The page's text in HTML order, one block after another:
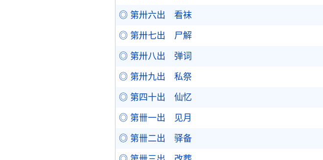
◎ 第卅六出 看袜
◎ 第卅七出 尸解
◎ 第卅八出 弹词
◎ 第卅九出 私祭
◎ 第四十出 仙忆
◎ 第卌一出 见月
◎ 第卌二出 驿备